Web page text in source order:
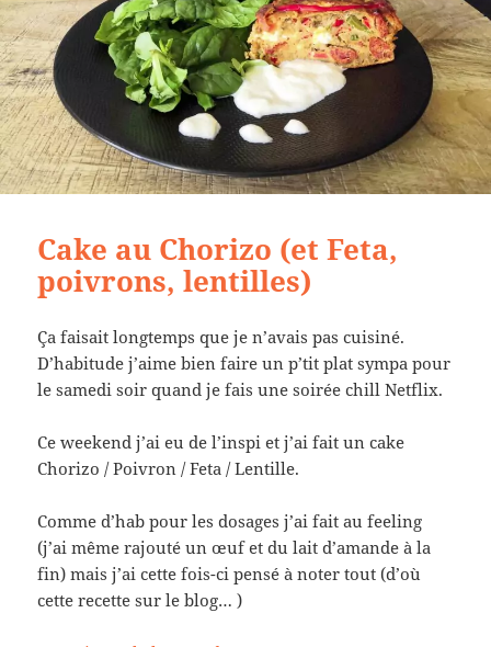
Cake au Chorizo (et Feta,
poivrons, lentilles)
Ça faisait longtemps que je n’avais pas cuisiné.
D’habitude j’aime bien faire un p’tit plat sympa pour
le samedi soir quand je fais une soirée chill Netflix.
Ce weekend j’ai eu de l’inspi et j’ai fait un cake
Chorizo / Poivron / Feta / Lentille.
Comme d’hab pour les dosages j’ai fait au feeling
(j’ai même rajouté un œuf et du lait d’amande à la
fin) mais j’ai cette fois-ci pensé à noter tout (d’où
cette recette sur le blog… )